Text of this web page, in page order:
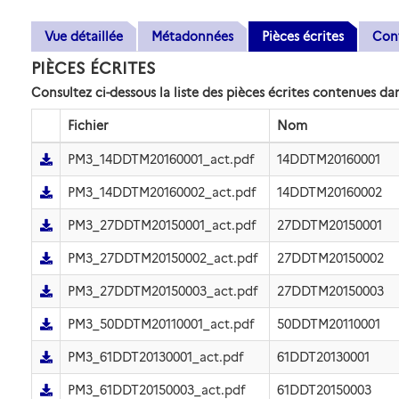
Vue détaillée Métadonnées Pièces écrites
PIÈCES ÉCRITES
Consultez ci-dessous la liste des pièces écrites contenues
Fichier Nom
PM3_14DDTM20160001_act.pdf 14DDTM20160001
PM3_14DDTM20160002_act.pdf 14DDTM20160002
PM3_27DDTM20150001_act.pdf 27DDTM20150001
PM3_27DDTM20150002_act.pdf 27DDTM20150002
PM3_27DDTM20150003_act.pdf 27DDTM20150003
PM3_50DDTM20110001_act.pdf 50DDTM20110001
PM3_61DDT20130001_act.pdf 61DDT20130001
PM3_61DDT20150003_act.pdf 61DDT20150003